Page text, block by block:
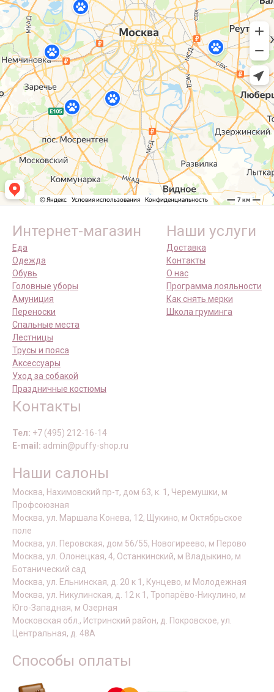
Интернет-магазин
Еда
Одежда
Обувь
Головные уборы
Амуниция
Переноски
Спальные места
Лестницы
Трусы и пояса
Аксессуары
Уход за собакой
Праздничные костюмы
Наши услуги
Доставка
Контакты
О нас
Программа лояльности
Как снять мерки
Школа груминга
Контакты
Тел: +7 (495) 212-16-14
E-mail: admin@puffy-shop.ru
Наши салоны
Москва, Нахимовский пр-т, дом 63, к. 1, Черемушки, м
Профсоюзная
Москва, ул. Маршала Конева, 12, Щукино, м Октябрьское
поле
Москва, ул. Перовская, дом 56/55, Новогиреево, м Перово
Москва, ул. Олонецкая, 4, Останкинский, м Владыкино, м
Ботанический сад
Москва, ул. Ельнинская, д. 20 к 1, Кунцево, м Молодежная
Москва, ул. Никулинская, д. 12 к 1, Тропарёво-Никулино, м
Юго-Западная, м Озерная
Московская обл., Истринский район, д. Покровское, ул.
Центральная, д. 48А
Способы оплаты